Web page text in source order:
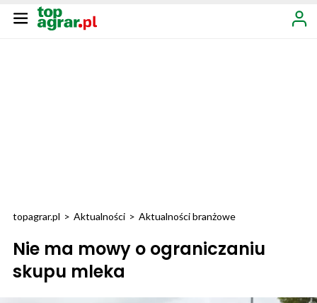
topagrar.pl > Aktualności > Aktualności branżowe
Nie ma mowy o ograniczaniu
skupu mleka